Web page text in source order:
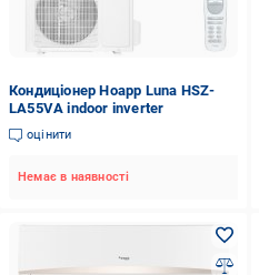
Кондиціонер Hoapp Luna HSZ-
LA55VA indoor inverter
оцінити
Немає в наявності